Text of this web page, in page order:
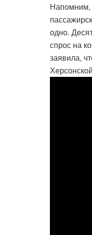
Напомним,
одно.
спрос на
заявила,